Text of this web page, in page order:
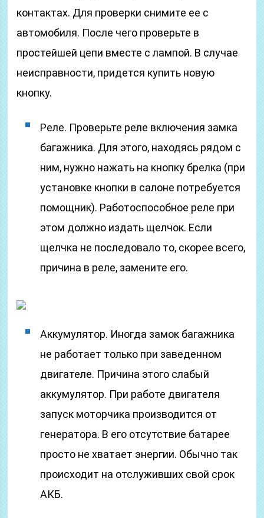
контактах. Для проверки снимите ее с
автомобиля. После чего проверьте в
простейшей цепи вместе с лампой. В случае
неисправности, придется купить новую
кнопку.
Реле. Проверьте реле включения замка
багажника. Для этого, находясь рядом с
ним, нужно нажать на кнопку брелка (при
установке кнопки в салоне потребуется
помощник). Работоспособное реле при
этом должно издать щелчок. Если
щелчка не последовало то, скорее всего,
причина в реле, замените его.
Аккумулятор. Иногда замок багажника
не работает только при заведенном
двигателе. Причина этого слабый
аккумулятор. При работе двигателя
запуск моторчика производится от
генератора. В его отсутствие батарее
просто не хватает энергии. Обычно так
происходит на отслуживших свой срок
АКБ.